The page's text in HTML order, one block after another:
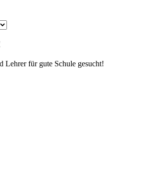
Lehrer für gute Schule gesucht!